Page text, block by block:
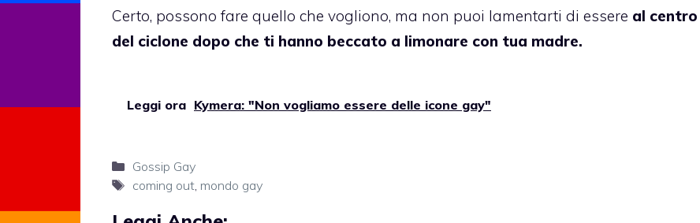
Certo, possono fare quello che vogliono, ma non puoi lamentarti di essere al centro
del ciclone dopo che ti hanno beccato a limonare con tua madre.
Leggi ora Kymera: "Non vogliamo essere delle icone gay"
Categorie
Gossip Gay
Tag
coming out, mondo gay